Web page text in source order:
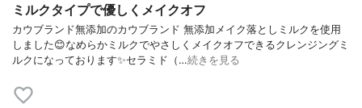
ミルクタイプで優しくメイクオフ
カウブランド無添加のカウブランド 無添加メイク落としミルクを使用
しました😊なめらかミルクでやさしくメイクオフできるクレンジングミ
ルクになっております✨セラミド（…続きを見る